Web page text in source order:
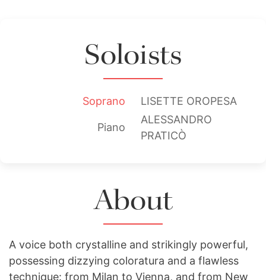
Soloists
Soprano LISETTE OROPESA
Piano
ALESSANDRO
PRATICÒ
About
A voice both crystalline and strikingly powerful,
possessing dizzying coloratura and a flawless
technique: from Milan to Vienna, and from New